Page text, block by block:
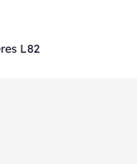
L82